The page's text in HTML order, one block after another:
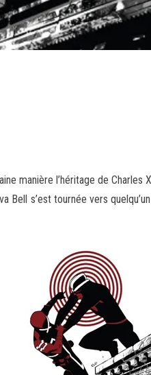
manière l’héritage de Charles
Bell s’est tournée vers